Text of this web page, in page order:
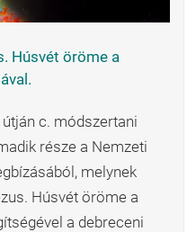
Húsvét öröme a
c. módszertani
része a Nemzeti
melynek
Húsvét öröme a
a debreceni